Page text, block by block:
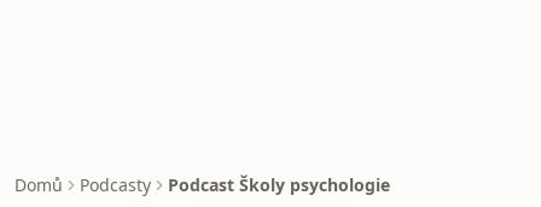
Domů Podcasty Podcast Školy psychologie